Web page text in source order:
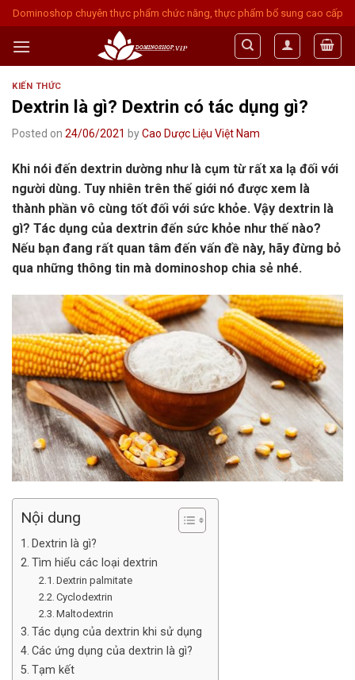
Skip
to
content
Dominoshop chuyên thực phẩm chức năng, thực phẩm bổ sung cao cấp
KIẾN THỨC
Dextrin là gì? Dextrin có tác dụng gì?
Posted on 24/06/2021 byCao Dược Liệu Việt Nam
Khi nói đến dextrin dường như là cụm từ rất xa lạ đối với
người dùng. Tuy nhiên trên thế giới nó được xem là
thành phần vô cùng tốt đối với sức khỏe. Vậy dextrin là
gì? Tác dụng của dextrin đến sức khỏe như thế nào?
Nếu bạn đang rất quan tâm đến vấn đề này, hãy đừng bỏ
qua những thông tin mà dominoshop chia sẻ nhé.
Nội dung
Dextrin là gì?
Tìm hiểu các loại dextrin
Dextrin palmitate
Cyclodextrin
Maltodextrin
Tác dụng của dextrin khi sử dụng
Các ứng dụng của dextrin là gì?
Tạm kết